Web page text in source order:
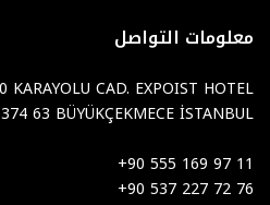
معلومات التواصل
CAD. EXPOIST HOTEL
63 BÜYÜKÇEKMECE İSTANBUL
+90 555 169 97 11
+90 537 227 72 76